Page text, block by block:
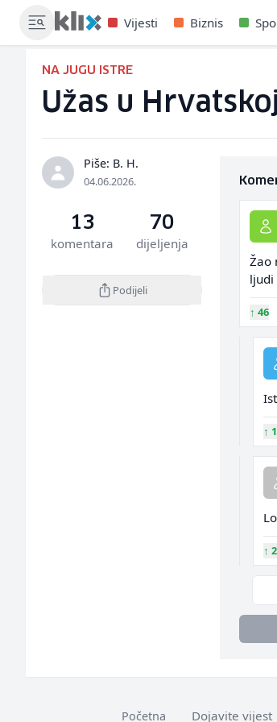
Vijesti Biznis
NA JUGU ISTRE
Užas u
Piše: B. H.
04.06.2026.
13
komentara
70
dijeljenja
Podijeli
Žao
ljudi
↑ 46
↑
↑
Početna Dojavite vijest